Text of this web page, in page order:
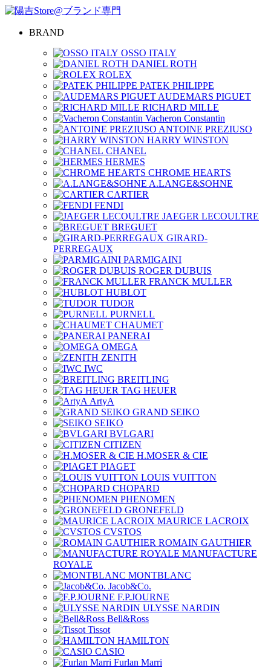
BRAND
OSSO ITALY
DANIEL ROTH
ROLEX
PATEK PHILIPPE
AUDEMARS PIGUET
RICHARD MILLE
Vacheron Constantin
ANTOINE PREZIUSO
HARRY WINSTON
CHANEL
HERMES
CHROME HEARTS
A.LANGE&SOHNE
CARTIER
FENDI
JAEGER LECOULTRE
BREGUET
GIRARD-
PERREGAUX
PARMIGAINI
ROGER DUBUIS
FRANCK MULLER
HUBLOT
TUDOR
PURNELL
CHAUMET
PANERAI
OMEGA
ZENITH
IWC
BREITLING
TAG HEUER
ArtyA
GRAND SEIKO
SEIKO
BVLGARI
CITIZEN
H.MOSER & CIE
PIAGET
LOUIS VUITTON
CHOPARD
PHENOMEN
GRONEFELD
MAURICE LACROIX
CVSTOS
ROMAIN GAUTHIER
MANUFACTURE
ROYALE
MONTBLANC
Jacob&Co.
F.P.JOURNE
ULYSSE NARDIN
Bell&Ross
Tissot
HAMILTON
CASIO
Furlan Marri